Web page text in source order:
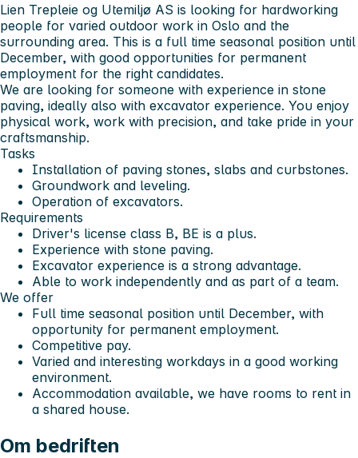
Lien Trepleie og Utemiljø AS is looking for hardworking
people for varied outdoor work in Oslo and the
surrounding area. This is a full time seasonal position until
December, with good opportunities for permanent
employment for the right candidates.
We are looking for someone with experience in stone
paving, ideally also with excavator experience. You enjoy
physical work, work with precision, and take pride in your
craftsmanship.
Tasks
Installation of paving stones, slabs and curbstones.
Groundwork and leveling.
Operation of excavators.
Requirements
Driver's license class B, BE is a plus.
Experience with stone paving.
Excavator experience is a strong advantage.
Able to work independently and as part of a team.
We offer
Full time seasonal position until December, with
opportunity for permanent employment.
Competitive pay.
Varied and interesting workdays in a good working
environment.
Accommodation available, we have rooms to rent in
a shared house.
Om bedriften